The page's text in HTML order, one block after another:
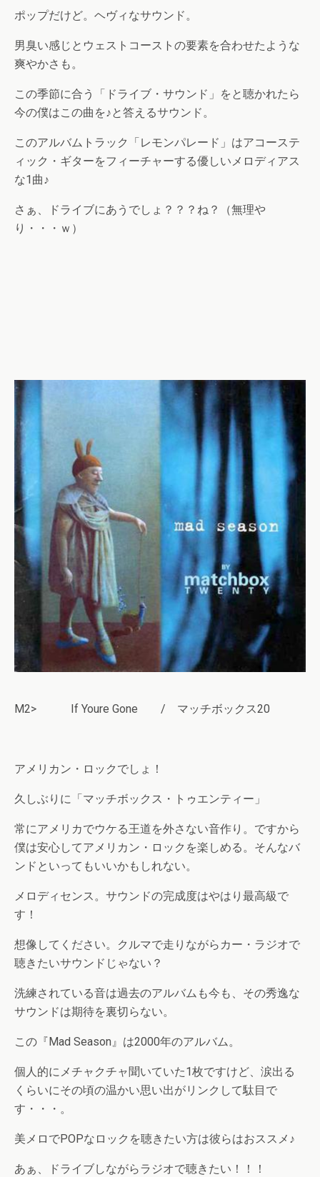
ポップだけど。ヘヴィなサウンド。
男臭い感じとウェストコーストの要素を合わせたような
爽やかさも。
この季節に合う「ドライブ・サウンド」をと聴かれたら
今の僕はこの曲を♪と答えるサウンド。
このアルバムトラック「レモンパレード」はアコーステ
ィック・ギターをフィーチャーする優しいメロディアス
な1曲♪
さぁ、ドライブにあうでしょ？？？ね？（無理や
り・・・ｗ）
M2> If Youre Gone / マッチボックス20
アメリカン・ロックでしょ！
久しぶりに「マッチボックス・トゥエンティー」
常にアメリカでウケる王道を外さない音作り。ですから
僕は安心してアメリカン・ロックを楽しめる。そんなバ
ンドといってもいいかもしれない。
メロディセンス。サウンドの完成度はやはり最高級で
す！
想像してください。クルマで走りながらカー・ラジオで
聴きたいサウンドじゃない？
洗練されている音は過去のアルバムも今も、その秀逸な
サウンドは期待を裏切らない。
この『Mad Season』は2000年のアルバム。
個人的にメチャクチャ聞いていた1枚ですけど、涙出る
くらいにその頃の温かい思い出がリンクして駄目で
す・・・。
美メロでPOPなロックを聴きたい方は彼らはおススメ♪
あぁ、ドライブしながらラジオで聴きたい！！！